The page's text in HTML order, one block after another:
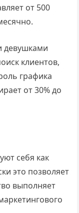
от 500
девушками
клиентов,
графика
от 30% до
себя как
это позволяет
выполняет